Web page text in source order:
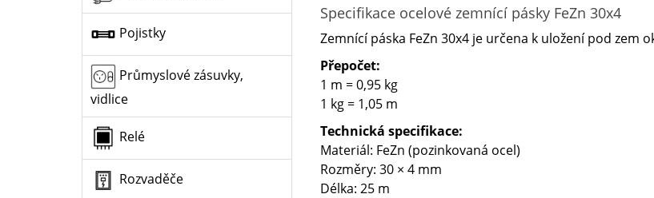
Pojistky
Průmyslové zásuvky,
vidlice
Relé
Rozvaděče
Specifikace ocelové zemnící pásky FeZn 30x4
Zemnící páska FeZn 30x4 je určena k ​uložení pod zem
Přepočet:
1 m = 0,95 kg
1 kg = 1,05 m
Technická specifikace:
Materiál: FeZn (pozinkovaná ocel)
Rozměry: 30 × 4 mm
Délka: 25 m